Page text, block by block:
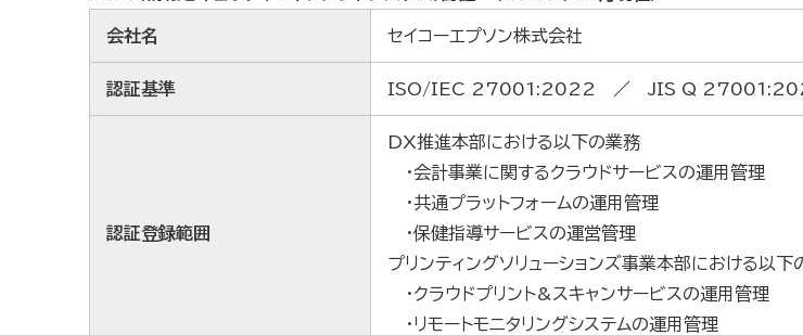
会社名 セイコーエプソン株式会社
認証基準 ISO/IEC 27001:2022 ／ JIS Q
認証登録範囲
DX推進本部における以下の業務
・会計事業に関するクラウドサービスの運用管理
・共通プラットフォームの運用管理
・保健指導サービスの運営管理
プリンティングソリューションズ事業本部における以下
・クラウドプリント&スキャンサービスの運用管理
・リモートモニタリングシステムの運用管理